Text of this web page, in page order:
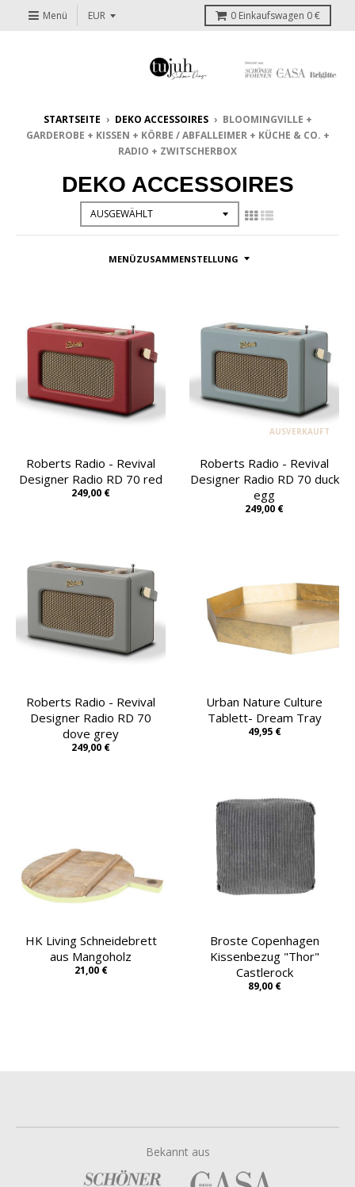
Menü 0 Einkaufswagen 0 €
STARTSEITE › DEKO ACCESSOIRES › BLOOMINGVILLE +
GARDEROBE + KISSEN + KÖRBE / ABFALLEIMER + KÜCHE & CO. +
RADIO + ZWITSCHERBOX
DEKO ACCESSOIRES
MENÜZUSAMMENSTELLUNG
Roberts Radio - Revival
Designer Radio RD 70 red
249,00 €
AUSVERKAUFT
Roberts Radio - Revival
Designer Radio RD 70 duck
egg
249,00 €
Roberts Radio - Revival
Designer Radio RD 70
dove grey
249,00 €
Urban Nature Culture
Tablett- Dream Tray
49,95 €
HK Living Schneidebrett
aus Mangoholz
21,00 €
Broste Copenhagen
Kissenbezug "Thor"
Castlerock
89,00 €
Bekannt aus